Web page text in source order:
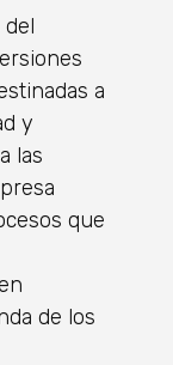
a
y
las
que
de los